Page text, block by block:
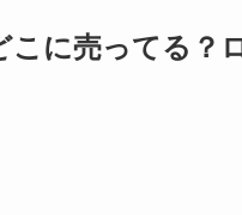
こに売ってる？